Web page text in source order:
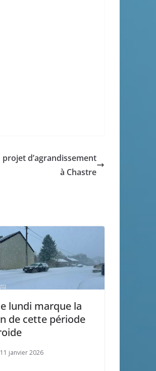
projet d’agrandissement
à Chastre
lundi marque la
de cette période
11 janvier 2026